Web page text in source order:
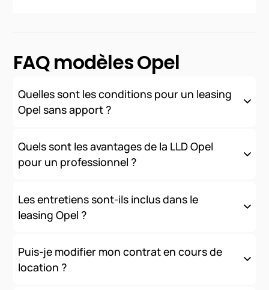
FAQ modèles Opel
Quelles sont les conditions pour un leasing
Opel sans apport ?
initial, sous réserve d'acceptation de votre dossier. Les
conditions varient selon votre profil (professionnel ou
particulier) et le modèle choisi.
Quels sont les avantages de la LLD Opel
pour un professionnel ?
loyers déductibles, préservation de la trésorerie, pas
d'immobilisation au bilan, et une gestion simplifiée de votre
parc automobile.
Les entretiens sont-ils inclus dans le
leasing Opel ?
l'entretien, l'assistance et les services connectés. Les
modalités exactes dépendent de la formule choisie.
Puis-je modifier mon contrat en cours de
location ?